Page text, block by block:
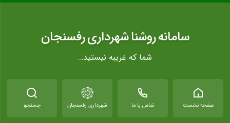
سامانه روشنا شهرداری رفسنجان
شما که غریبه نیستید…
صفحه نخست تماس با ما شهرداری رفسنجان جستجو